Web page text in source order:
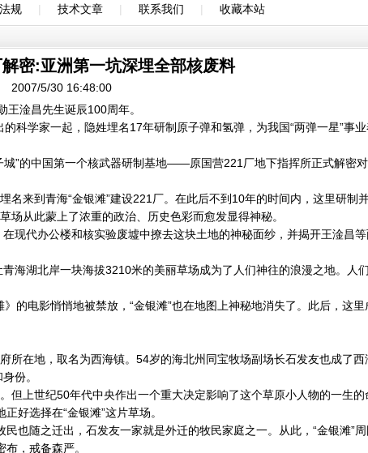
规 | 技术文章 | 联系我们 | 收藏本站
密:亚洲第一坑深埋全部核废料
2007/5/30 16:48:00
王淦昌先生诞辰100周年。
学家一起，隐姓埋名17年研制原子弹和氢弹，为我国“两弹一星”事
”的中国第一个核武器研制基地——原国营221厂地下指挥所正式解密
来到青海“金银滩”建设221厂。在此后不到10年的时间内，这里研制
场从此蒙上了浓重的政治、历史色彩而愈发显得神秘。
代办公楼和核实验废墟中撩去这块土地的神秘面纱，并揭开王淦昌
湖北岸一块海拔3210米的美丽草场成为了人们神往的浪漫之地。人
电影悄悄地被禁放，“金银滩”也在地图上神秘地消失了。此后，这里
在地，取名为西海镇。54岁的海北州同宝牧场副场长石发友也成了西
份。
上世纪50年代中央作出一个重大决定影响了这个草原小人物的一生的
好选择在“金银滩”这片草场。
随之迁出，石发友一家就是外迁的牧民家庭之一。从此，“金银滩”周
，戒备森严。